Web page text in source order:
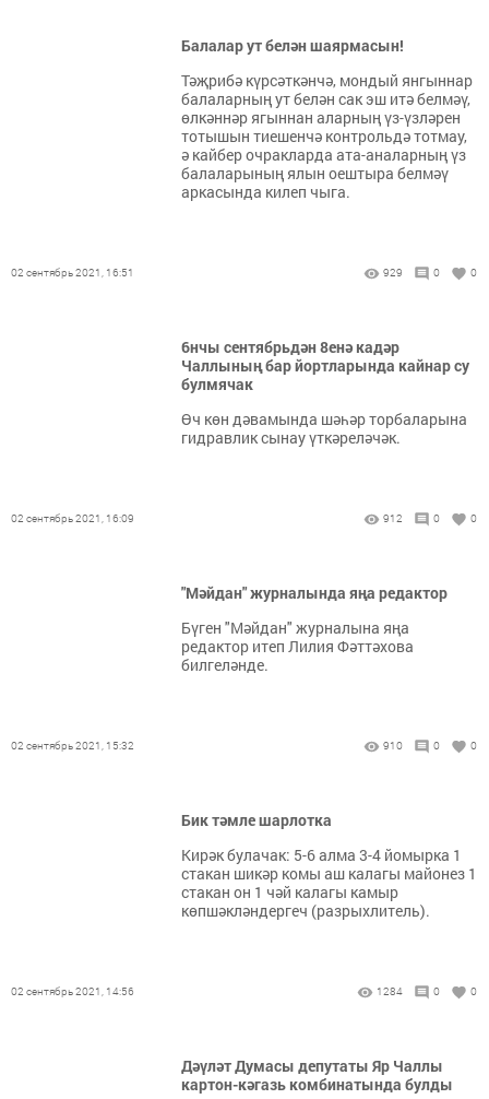
Балалар ут белән шаярмасын!
Тәҗрибә күрсәткәнчә, мондый янгыннар
балаларның ут белән сак эш итә белмәү,
өлкәннәр ягыннан аларның үз-үзләрен
тотышын тиешенчә контрольдә тотмау,
ә кайбер очракларда ата-аналарның үз
балаларының ялын оештыра белмәү
аркасында килеп чыга.
02 сентябрь 2021, 16:51 929 0 0
6нчы сентябрьдән 8енә кадәр
Чаллының бар йортларында кайнар су
булмячак
Өч көн дәвамында шәһәр торбаларына
гидравлик сынау үткәреләчәк.
02 сентябрь 2021, 16:09 912 0 0
"Мәйдан" журналында яңа редактор
Бүген "Мәйдан" журналына яңа
редактор итеп Лилия Фәттәхова
билгеләнде.
02 сентябрь 2021, 15:32 910 0 0
Бик тәмле шарлотка
Кирәк булачак: 5-6 алма 3-4 йомырка 1
стакан шикәр комы аш калагы майонез 1
стакан он 1 чәй калагы камыр
көпшәкләндергеч (разрыхлитель).
02 сентябрь 2021, 14:56 1284 0 0
Дәүләт Думасы депутаты Яр Чаллы
картон-кәгазь комбинатында булды